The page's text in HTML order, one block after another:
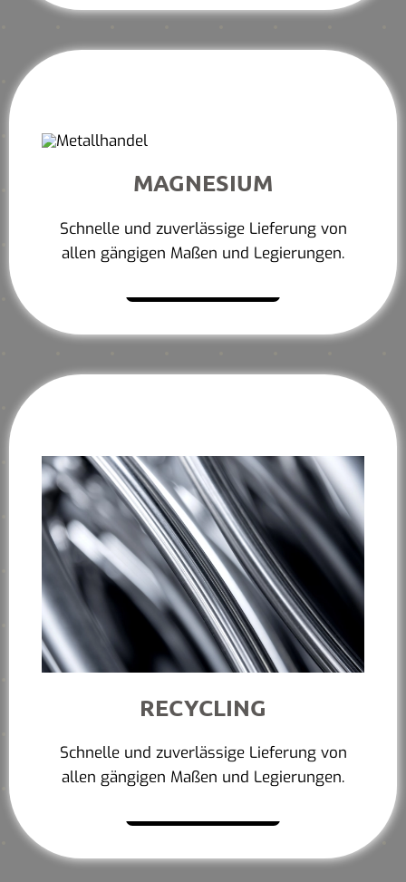
MAGNESIUM
Schnelle und zuverlässige Lieferung von
allen gängigen Maßen und Legierungen.
RECYCLING
Schnelle und zuverlässige Lieferung von
allen gängigen Maßen und Legierungen.